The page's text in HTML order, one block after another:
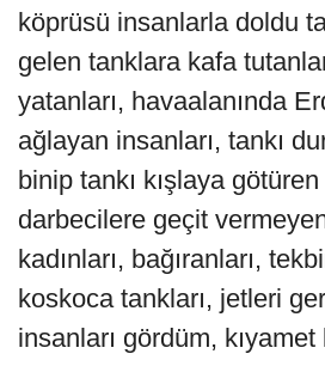
köprüsü insanlarla doldu
gelen tanklara kafa
yatanları, havaalanında
ağlayan insanları, tankı
binip tankı kışlaya
darbecilere geçit
kadınları, bağıranları,
koskoca tankları, jetleri
insanları gördüm,